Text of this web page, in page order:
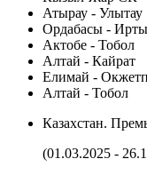
Атырау - Улытау
Ордабасы -
Актобе - Тобол
Алтай - Кайрат
Елимай -
Алтай - Тобол
Казахстан.
(01.03.2025 -